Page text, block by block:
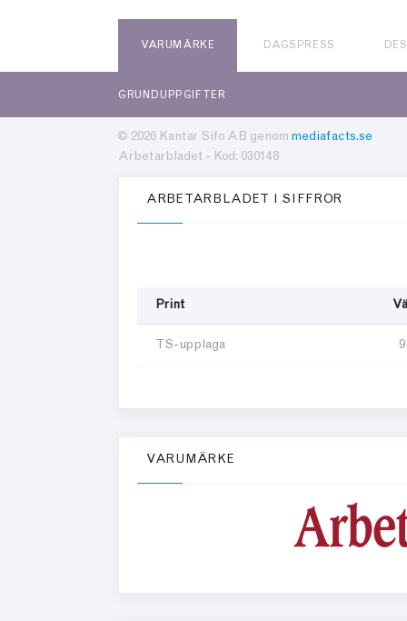
VARUMÄRKE DAGSPRESS
GRUNDUPPGIFTER
© 2026 Kantar Sifo AB genom mediafacts.se
Arbetarbladet - Kod: 030148
ARBETARBLADET I SIFFROR
Print
TS-upplaga
VARUMÄRKE